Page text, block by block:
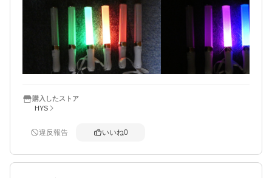
シンプルなスイッチ操作の方が楽に楽しめそうだと感じま
購入したストア
HYS
違反報告 いいね0